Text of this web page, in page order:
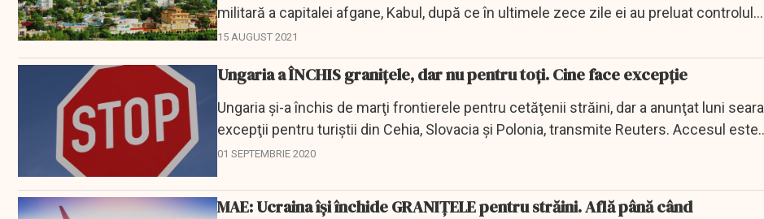
militară a capitalei afgane, Kabul, după ce în ultimele zece zile ei au preluat controlul
asupra...
15 AUGUST 2021
Ungaria a ÎNCHIS granițele, dar nu pentru toți. Cine face excepție
Ungaria şi-a închis de marţi frontierele pentru cetăţenii străini, dar a anunţat luni seara
excepţii pentru turiştii din Cehia, Slovacia şi Polonia, transmite Reuters. Accesul este
permis...
01 SEPTEMBRIE 2020
MAE: Ucraina își închide GRANIȚELE pentru străini. Află până când